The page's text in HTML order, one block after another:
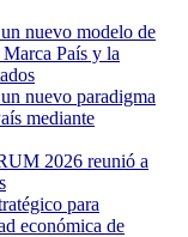
nuevo modelo de
País y la
nuevo paradigma
mediante
2026 reunió a
para
económica de